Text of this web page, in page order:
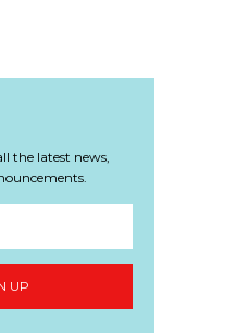
the latest news,
UP